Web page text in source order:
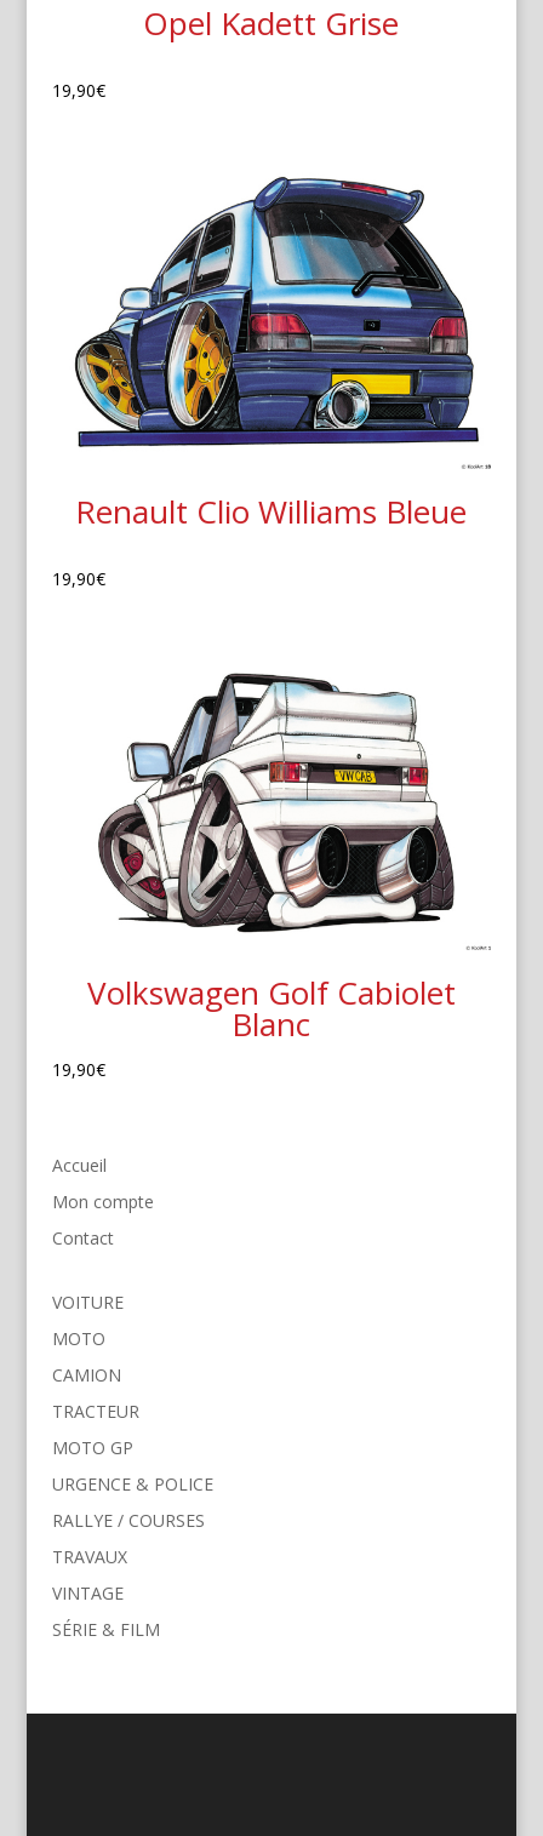
Opel Kadett Grise
19,90€
Renault Clio Williams Bleue
19,90€
Volkswagen Golf Cabiolet
Blanc
19,90€
Accueil
Mon compte
Contact
VOITURE
MOTO
CAMION
TRACTEUR
MOTO GP
URGENCE & POLICE
RALLYE / COURSES
TRAVAUX
VINTAGE
SÉRIE & FILM